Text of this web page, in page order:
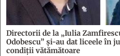
Directorii de la „Iulia
Odobescu” și-au dat liceele în
condiții vătămătoare